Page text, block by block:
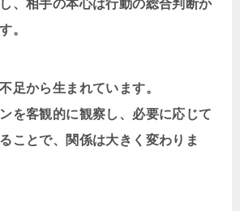
、相手の本心は行動の総合判断か
。
足から生まれています。
を客観的に観察し、必要に応じて
ことで、関係は大きく変わりま